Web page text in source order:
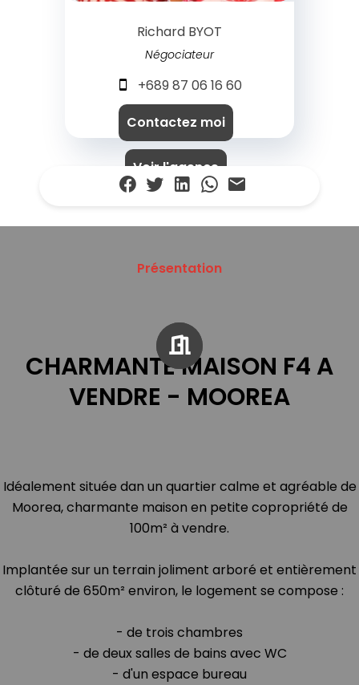
Richard BYOT
Négociateur
+689 87 06 16 60
Contactez moi
Voir l'agence
Présentation
CHARMANTE MAISON F4 A
VENDRE - MOOREA
Idéalement située dan un quartier calme et agréable de
Moorea, charmante maison en petite copropriété de
100m² à vendre.
Implantée sur un terrain joliment arboré et entièrement
clôturé de 650m² environ, le logement se compose :
- de trois chambres
- de deux salles de bains avec WC
- d'un espace bureau